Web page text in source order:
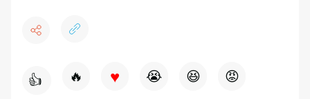
👍 🔥 ♥ 😭 😆 😡